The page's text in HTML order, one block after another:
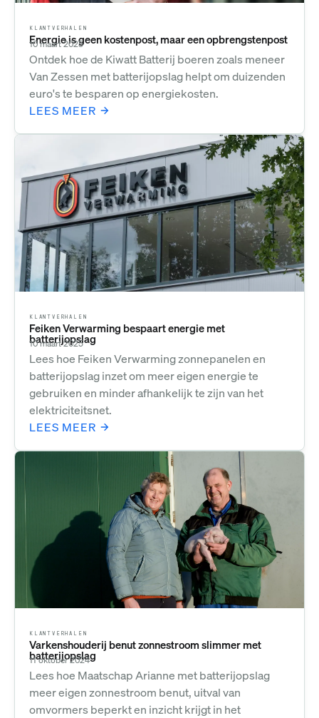
KLANTVERHALEN
Energie is geen kostenpost, maar een opbrengstenpost
10 maart 2025
Ontdek hoe de Kiwatt Batterij boeren zoals meneer
Van Zessen met batterijopslag helpt om duizenden
euro's te besparen op energiekosten.
LEES MEER
KLANTVERHALEN
Feiken Verwarming bespaart energie met
batterijopslag
10 maart 2025
Lees hoe Feiken Verwarming zonnepanelen en
batterijopslag inzet om meer eigen energie te
gebruiken en minder afhankelijk te zijn van het
elektriciteitsnet.
LEES MEER
KLANTVERHALEN
Varkenshouderij benut zonnestroom slimmer met
batterijopslag
11 oktober 2024
Lees hoe Maatschap Arianne met batterijopslag
meer eigen zonnestroom benut, uitval van
omvormers beperkt en inzicht krijgt in het